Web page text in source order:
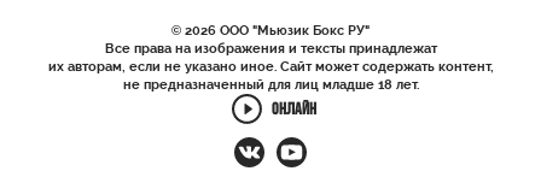
© 2026 ООО "Мьюзик Бокс РУ"
Все права на изображения и тексты принадлежат
их авторам, если не указано иное. Сайт может содержать контент,
не предназначенный для лиц младше 18 лет.
ОНЛАЙН